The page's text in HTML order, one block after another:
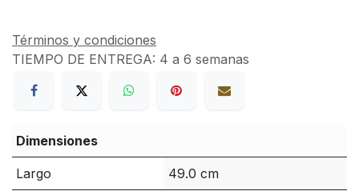
Términos y condiciones
TIEMPO DE ENTREGA: 4 a 6 semanas
Dimensiones
Largo 49.0 cm